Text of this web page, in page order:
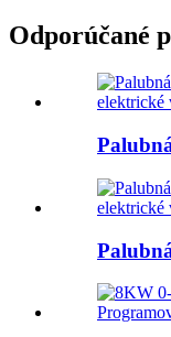
Odporúčané